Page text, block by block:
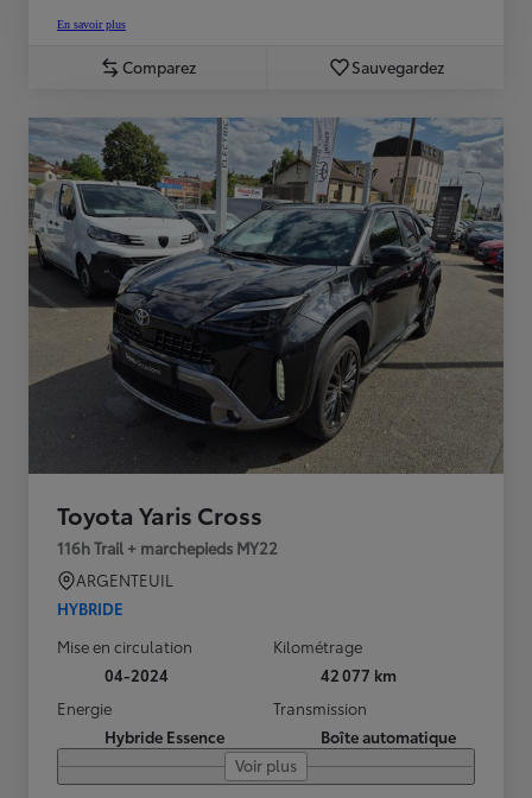
En savoir plus
Comparez Sauvegardez
Toyota Yaris Cross
116h Trail + marchepieds MY22
ARGENTEUIL
HYBRIDE
Mise en circulation
04-2024
Kilométrage
42 077 km
Energie
Hybride Essence
Transmission
Boîte automatique
Voir plus